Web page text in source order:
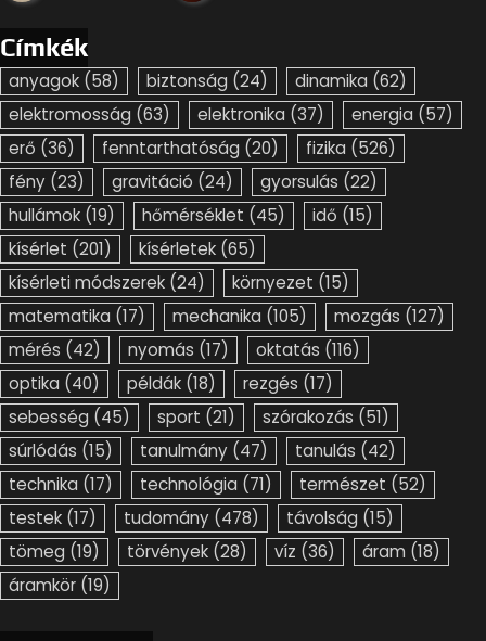
Címkék
anyagok (58) biztonság (24) dinamika (62)
elektromosság (63) elektronika (37) energia (57)
erő (36) fenntarthatóság (20) fizika (526)
fény (23) gravitáció (24) gyorsulás (22)
hullámok (19) hőmérséklet (45) idő (15)
kísérlet (201) kísérletek (65)
kísérleti módszerek (24) környezet (15)
matematika (17) mechanika (105) mozgás (127)
mérés (42) nyomás (17) oktatás (116)
optika (40) példák (18) rezgés (17)
sebesség (45) sport (21) szórakozás (51)
súrlódás (15) tanulmány (47) tanulás (42)
technika (17) technológia (71) természet (52)
testek (17) tudomány (478) távolság (15)
tömeg (19) törvények (28) víz (36) áram (18)
áramkör (19)